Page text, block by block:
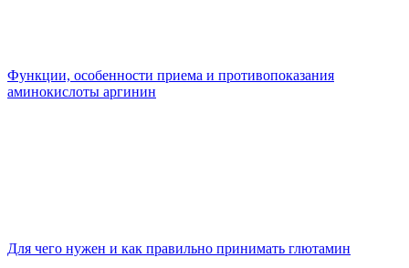
Функции, особенности приема и противопоказания
аминокислоты аргинин
Для чего нужен и как правильно принимать глютамин